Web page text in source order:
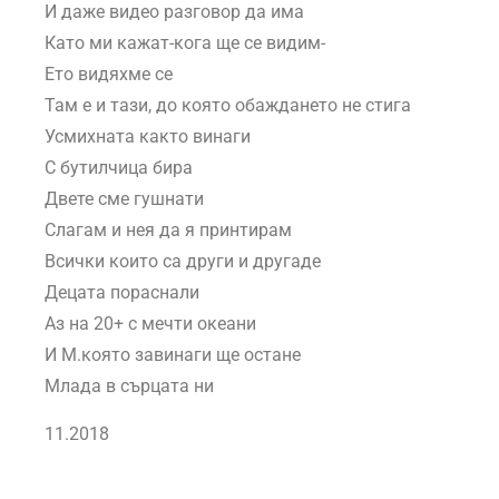
И даже видео разговор да има
Като ми кажат-кога ще се видим-
Ето видяхме се
Там е и тази, до която обаждането не стига
Усмихната както винаги
С бутилчица бира
Двете сме гушнати
Слагам и нея да я принтирам
Всички които са други и другаде
Децата пораснали
Аз на 20+ с мечти океани
И М.която завинаги ще остане
Млада в сърцата ни
11.2018